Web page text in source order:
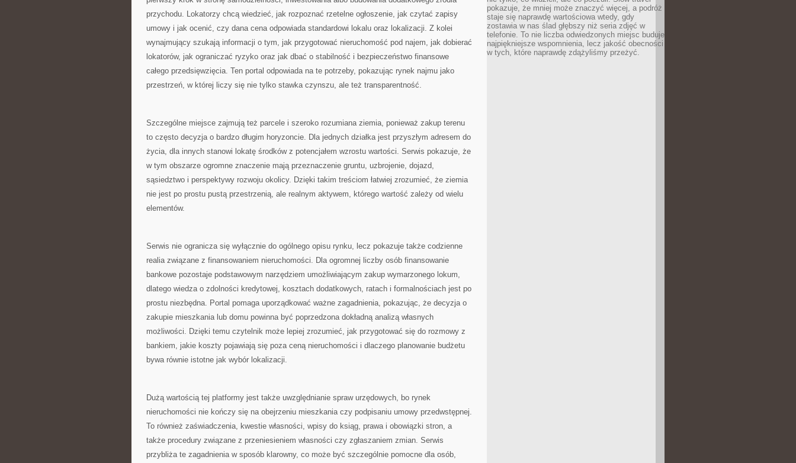
przychodu. Lokatorzy chcą wiedzieć, jak rozpoznać rzetelne ogłoszenie, jak czytać zapisy
umowy i jak ocenić, czy dana cena odpowiada standardowi lokalu oraz lokalizacji. Z kolei
wynajmujący szukają informacji o tym, jak przygotować nieruchomość pod najem, jak dobierać
lokatorów, jak ograniczać ryzyko oraz jak dbać o stabilność i bezpieczeństwo finansowe
całego przedsięwzięcia. Ten portal odpowiada na te potrzeby, pokazując rynek najmu jako
przestrzeń, w której liczy się nie tylko stawka czynszu, ale też transparentność.
Szczególne miejsce zajmują też parcele i szeroko rozumiana ziemia, ponieważ zakup terenu
to często decyzja o bardzo długim horyzoncie. Dla jednych działka jest przyszłym adresem do
życia, dla innych stanowi lokatę środków z potencjałem wzrostu wartości. Serwis pokazuje, że
w tym obszarze ogromne znaczenie mają przeznaczenie gruntu, uzbrojenie, dojazd,
sąsiedztwo i perspektywy rozwoju okolicy. Dzięki takim treściom łatwiej zrozumieć, że ziemia
nie jest po prostu pustą przestrzenią, ale realnym aktywem, którego wartość zależy od wielu
elementów.
Serwis nie ogranicza się wyłącznie do ogólnego opisu rynku, lecz pokazuje także codzienne
realia związane z finansowaniem nieruchomości. Dla ogromnej liczby osób finansowanie
bankowe pozostaje podstawowym narzędziem umożliwiającym zakup wymarzonego lokum,
dlatego wiedza o zdolności kredytowej, kosztach dodatkowych, ratach i formalnościach jest po
prostu niezbędna. Portal pomaga uporządkować ważne zagadnienia, pokazując, że decyzja o
zakupie mieszkania lub domu powinna być poprzedzona dokładną analizą własnych
możliwości. Dzięki temu czytelnik może lepiej zrozumieć, jak przygotować się do rozmowy z
bankiem, jakie koszty pojawiają się poza ceną nieruchomości i dlaczego planowanie budżetu
bywa równie istotne jak wybór lokalizacji.
Dużą wartością tej platformy jest także uwzględnianie spraw urzędowych, bo rynek
nieruchomości nie kończy się na obejrzeniu mieszkania czy podpisaniu umowy przedwstępnej.
To również zaświadczenia, kwestie własności, wpisy do ksiąg, prawa i obowiązki stron, a
także procedury związane z przeniesieniem własności czy zgłaszaniem zmian. Serwis
przybliża te zagadnienia w sposób klarowny, co może być szczególnie pomocne dla osób,
pokazuje, że mniej może znaczyć więcej, a podróż
staje się naprawdę wartościowa wtedy, gdy
zostawia w nas ślad głębszy niż seria zdjęć w
telefonie. To nie liczba odwiedzonych miejsc buduje
najpiękniejsze wspomnienia, lecz jakość obecności
w tych, które naprawdę zdążyliśmy przeżyć.